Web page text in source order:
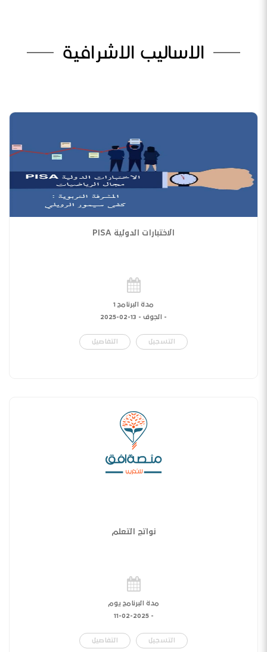
الاساليب الاشرافية
الاختبارات الدولية PISA
مدة البرنامج 1
- الجوف - 13-02-2025
التسجيل التفاصيل
نواتج التعلم
مدة البرنامج يوم
-
11-02-2025
التسجيل التفاصيل